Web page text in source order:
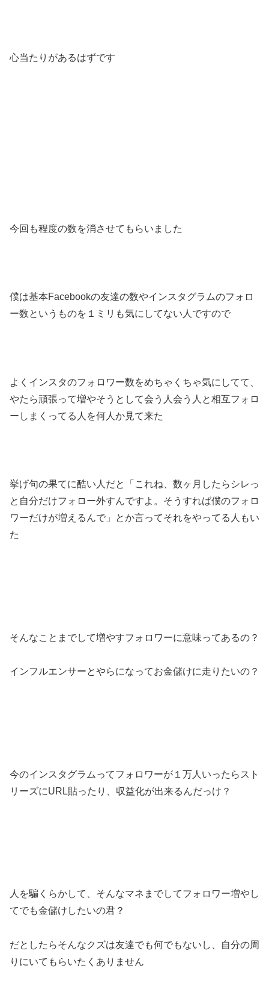
心当たりがあるはずです
今回も程度の数を消させてもらいました
僕は基本Facebookの友達の数やインスタグラムのフォロ
ー数というものを１ミリも気にしてない人ですので
よくインスタのフォロワー数をめちゃくちゃ気にしてて、
やたら頑張って増やそうとして会う人会う人と相互フォロ
ーしまくってる人を何人か見て来た
挙げ句の果てに酷い人だと「これね、数ヶ月したらシレっ
と自分だけフォロー外すんですよ。そうすれば僕のフォロ
ワーだけが増えるんで」とか言ってそれをやってる人もい
た
そんなことまでして増やすフォロワーに意味ってあるの？
インフルエンサーとやらになってお金儲けに走りたいの？
今のインスタグラムってフォロワーが１万人いったらスト
リーズにURL貼ったり、収益化が出来るんだっけ？
人を騙くらかして、そんなマネまでしてフォロワー増やし
てでも金儲けしたいの君？
だとしたらそんなクズは友達でも何でもないし、自分の周
りにいてもらいたくありません